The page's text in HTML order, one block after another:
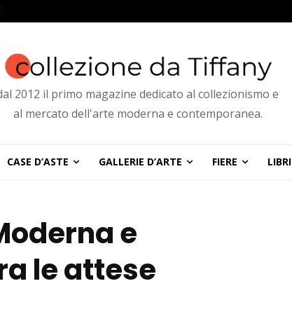
2012 il primo magazine dedicato al collezionismo e
al mercato dell'arte moderna e contemporanea.
CASE D’ASTE GALLERIE D’ARTE FIERE LIBRI
e
le attese